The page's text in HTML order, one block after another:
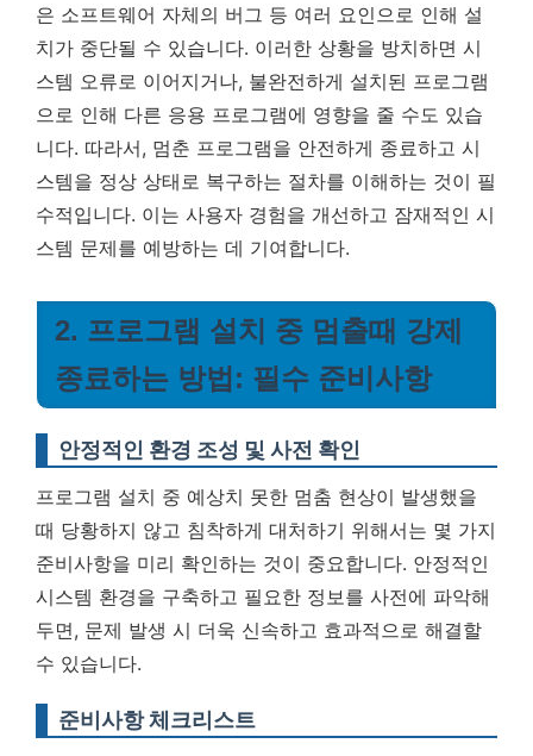
은 소프트웨어 자체의 버그 등 여러 요인으로 인해 설
치가 중단될 수 있습니다. 이러한 상황을 방치하면 시
스템 오류로 이어지거나, 불완전하게 설치된 프로그램
으로 인해 다른 응용 프로그램에 영향을 줄 수도 있습
니다. 따라서, 멈춘 프로그램을 안전하게 종료하고 시
스템을 정상 상태로 복구하는 절차를 이해하는 것이 필
수적입니다. 이는 사용자 경험을 개선하고 잠재적인 시
스템 문제를 예방하는 데 기여합니다.
2. 프로그램 설치 중 멈출때 강제
종료하는 방법: 필수 준비사항
안정적인 환경 조성 및 사전 확인
프로그램 설치 중 예상치 못한 멈춤 현상이 발생했을
때 당황하지 않고 침착하게 대처하기 위해서는 몇 가지
준비사항을 미리 확인하는 것이 중요합니다. 안정적인
시스템 환경을 구축하고 필요한 정보를 사전에 파악해
두면, 문제 발생 시 더욱 신속하고 효과적으로 해결할
수 있습니다.
준비사항 체크리스트